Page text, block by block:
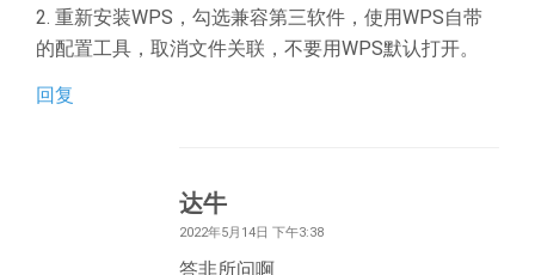
2. 重新安装WPS，勾选兼容第三软件，使用WPS自带
的配置工具，取消文件关联，不要用WPS默认打开。
回复
达牛
2022年5月14日 下午3:38
答非所问啊